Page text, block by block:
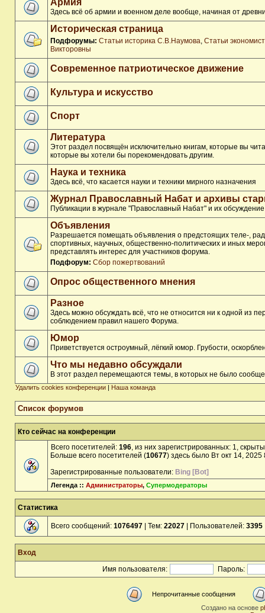
Армия
Здесь всё об армии и военном деле вообще, начиная от
Историческая страница
Подфорумы: Статьи историка С.В.Наумова, Статьи
Викторовны
Современное патриотическое движение
Культура и искусство
Спорт
Литература
Этот раздел посвящён исключительно книгам, которые вы
которые вы хотели бы порекомендовать другим.
Наука и техника
Здесь всё, что касается науки и техники мирного назначения
Журнал Православный Набат и архивы
Публикации в журнале "Православный Набат" и их обсуждение
Объявления
Разрешается помещать объявления о предстоящих теле-,
спортивных, научных, общественно-политических и иных
представлять интерес для участников форума.
Подфорум: Сбор пожертвований
Опрос общественного мнения
Разное
Здесь можно обсуждать всё, что не относится ни к одной из
соблюдением правил нашего Форума.
Юмор
Приветствуется остроумный, лёгкий юмор. Грубости,
Что мы недавно обсуждали
В этот раздел перемещаются темы, в которых не было
Удалить cookies конференции | Наша команда
Список форумов
Кто сейчас на конференции
Всего посетителей: 196, из них зарегистрированных: 1,
Больше всего посетителей (10677) здесь было Вт окт 14, 2025
Зарегистрированные пользователи: Bing [Bot]
Легенда :: Администраторы, Супермодераторы
Статистика
Всего сообщений: 1076497 | Тем: 22027 | Пользователей: 3395
Вход
Имя пользователя:
Пароль:
Непрочитанные сообщения
Создано на основе